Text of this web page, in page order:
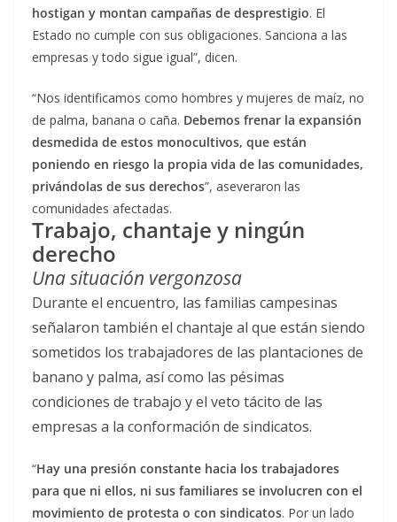
hostigan y montan campañas de desprestigio. El
Estado no cumple con sus obligaciones. Sanciona a las
empresas y todo sigue igual”, dicen.
“Nos identificamos como hombres y mujeres de maíz, no
de palma, banana o caña. Debemos frenar la expansión
desmedida de estos monocultivos, que están
poniendo en riesgo la propia vida de las comunidades,
privándolas de sus derechos”, aseveraron las
comunidades afectadas.
Trabajo, chantaje y ningún
derecho
Una situación vergonzosa
Durante el encuentro, las familias campesinas
señalaron también el chantaje al que están siendo
sometidos los trabajadores de las plantaciones de
banano y palma, así como las pésimas
condiciones de trabajo y el veto tácito de las
empresas a la conformación de sindicatos.
“Hay una presión constante hacia los trabajadores
para que ni ellos, ni sus familiares se involucren con el
movimiento de protesta o con sindicatos. Por un lado